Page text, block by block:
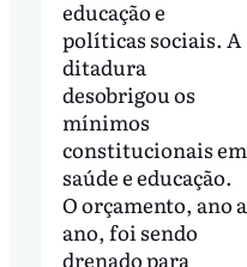
educação e
políticas sociais. A
ditadura
desobrigou os
mínimos
constitucionais em
saúde e educação.
O orçamento, ano a
ano, foi sendo
drenado para